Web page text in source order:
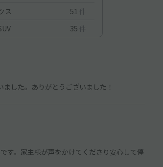
ス
51 件
35 件
した。ありがとうございました！
す。家主様が声をかけてくださり安心して停